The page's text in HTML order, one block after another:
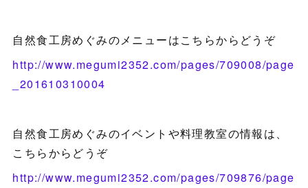
自然食工房めぐみのメニューはこちらからどうぞ
http://www.megumi2352.com/pages/709008/page
_201610310004
自然食工房めぐみのイベントや料理教室の情報は、
こちらからどうぞ
http://www.megumi2352.com/pages/709876/page